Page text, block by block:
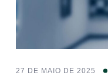
27 DE MAIO DE 2025